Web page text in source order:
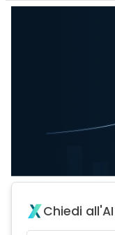
Chiedi all'AI